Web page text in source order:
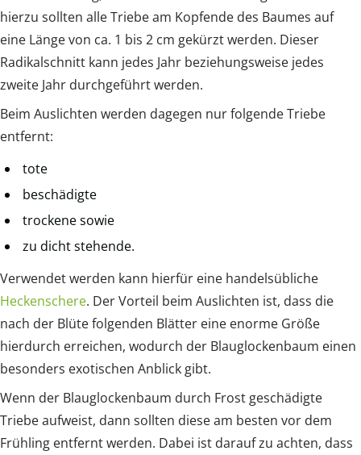
hierzu sollten alle Triebe am Kopfende des Baumes auf
eine Länge von ca. 1 bis 2 cm gekürzt werden. Dieser
Radikalschnitt kann jedes Jahr beziehungsweise jedes
zweite Jahr durchgeführt werden.
Beim Auslichten werden dagegen nur folgende Triebe
entfernt:
tote
beschädigte
trockene sowie
zu dicht stehende.
Verwendet werden kann hierfür eine handelsübliche
Heckenschere. Der Vorteil beim Auslichten ist, dass die
nach der Blüte folgenden Blätter eine enorme Größe
hierdurch erreichen, wodurch der Blauglockenbaum einen
besonders exotischen Anblick gibt.
Wenn der Blauglockenbaum durch Frost geschädigte
Triebe aufweist, dann sollten diese am besten vor dem
Frühling entfernt werden. Dabei ist darauf zu achten, dass